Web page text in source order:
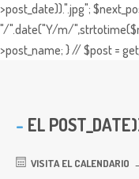
>post_date)).".jpg";
"/".date("Y/m/
>post_name; } // $post =
EL
VISITA EL CALENDARIO